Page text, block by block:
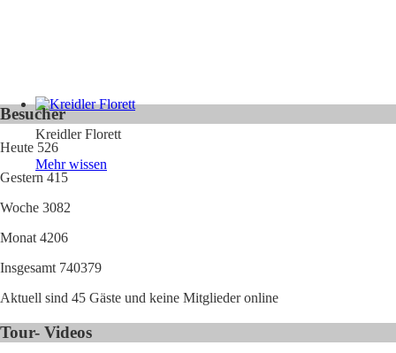
Kreidler Florett
Mehr wissen
Besucher
Heute 526
Gestern 415
Woche 3082
Monat4206
Insgesamt 740379
Aktuell sind 45 Gäste und keine Mitglieder online
Tour- Videos